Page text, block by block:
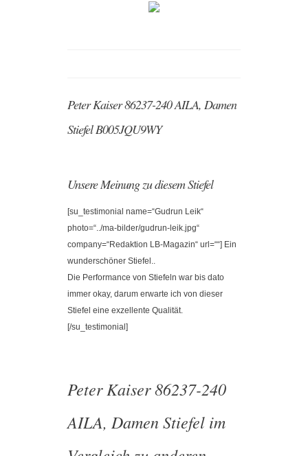
Peter Kaiser 86237-240 AILA, Damen
Stiefel B005JQU9WY
Unsere Meinung zu diesem Stiefel
[su_testimonial name=“Gudrun Leik“
photo=“../ma-bilder/gudrun-leik.jpg“
company=“Redaktion LB-Magazin“ url=““] Ein
wunderschöner Stiefel..
Die Performance von Stiefeln war bis dato
immer okay, darum erwarte ich von dieser
Stiefel eine exzellente Qualität.
[/su_testimonial]
Peter Kaiser 86237-240
AILA, Damen Stiefel im